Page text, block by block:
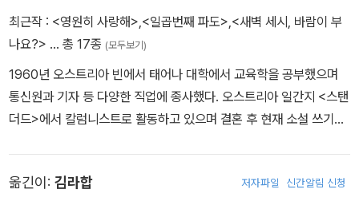
최근작 : <영원히 사랑해> <일곱번째 파도> <새벽 세시, 바람이 부
나요?> … 총 17종 (모두보기)
1960년 오스트리아 빈에서 태어나 대학에서 교육학을 공부했으며
통신원과 기자 등 다양한 직업에 종사했다. 오스트리아 일간지 <스탠
더드>에서 칼럼니스트로 활동하고 있으며 결혼 후 현재 소설 쓰기에
간되었다. 프랑크푸르트도서전협회와 독일서점협회가 주최하는 독일
옮긴이: 김라합 저자파일 신간알림 신청